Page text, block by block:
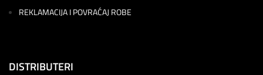
REKLAMACIJA I POVRAĆAJ ROBE
DISTRIBUTERI